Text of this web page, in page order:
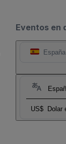
Eventos en
España
US$ Dolar